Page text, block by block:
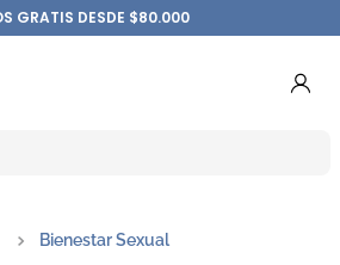
GRATIS DESDE $80.000
Bienestar Sexual